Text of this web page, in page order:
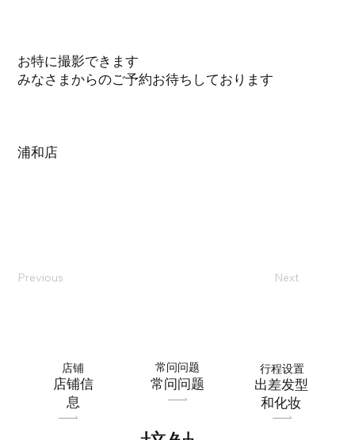
お特に撮影できます
みなさまからのご予約お待ちしております
浦和店
Next
Previous
店铺
​店铺信
息
常问问题
常问问题
行程设置
出差发型
和化妆